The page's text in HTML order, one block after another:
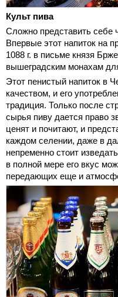
Культ пива
Сложно представить себе
Впервые этот напиток на
1088 г. в письме князя
вышеградским монахам
Этот пенистый напиток в
качеством, и его
традиция. Только после
сырья пиву дается право
ценят и почитают, и
каждом селении, даже в
непременно стоит
в полной мере его вкус
передающих еще и